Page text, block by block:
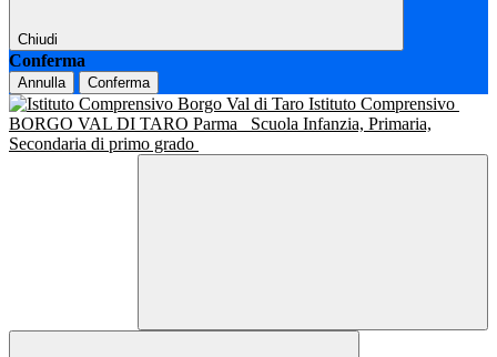
Chiudi
Conferma
Annulla Conferma
Istituto Comprensivo
BORGO VAL DI TARO Parma
Scuola Infanzia, Primaria,
Secondaria di primo grado